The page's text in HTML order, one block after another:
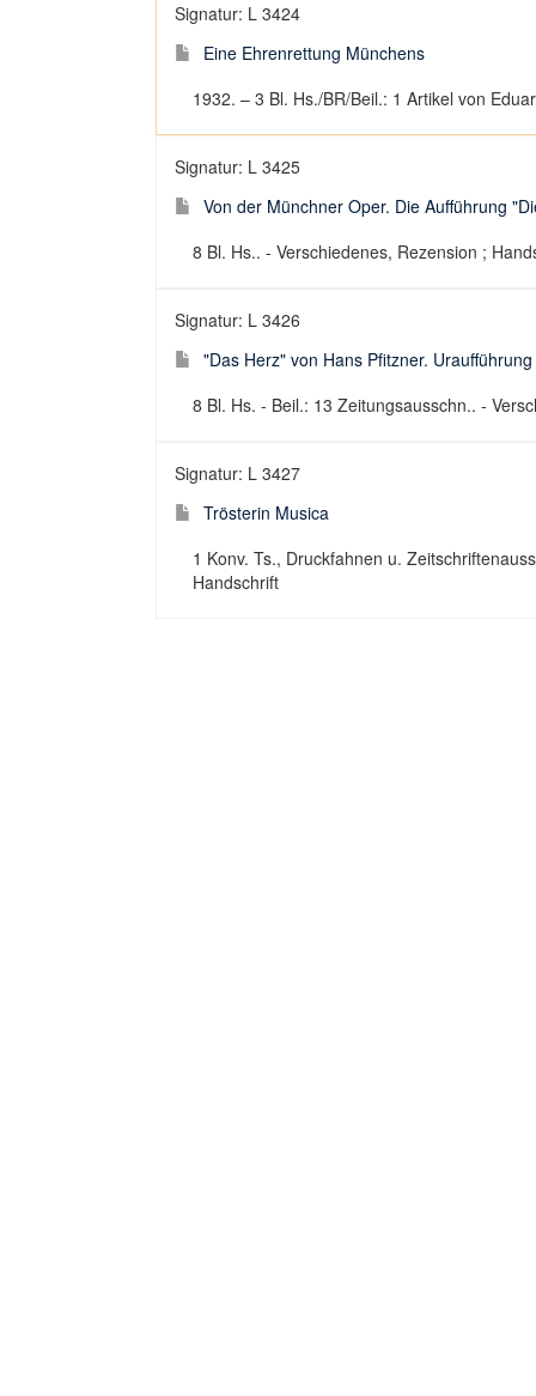
Signatur: L 3424
Eine Ehrenrettung Münchens
1932. – 3 Bl. Hs./BR/Beil.: 1 Artikel von
Signatur: L 3425
Von der Münchner Oper. Die Aufführung
8 Bl. Hs.. - Verschiedenes, Rezension ;
Signatur: L 3426
"Das Herz" von Hans Pfitzner.
8 Bl. Hs. - Beil.: 13 Zeitungsausschn.. -
Signatur: L 3427
Trösterin Musica
1 Konv. Ts., Druckfahnen u.
Handschrift